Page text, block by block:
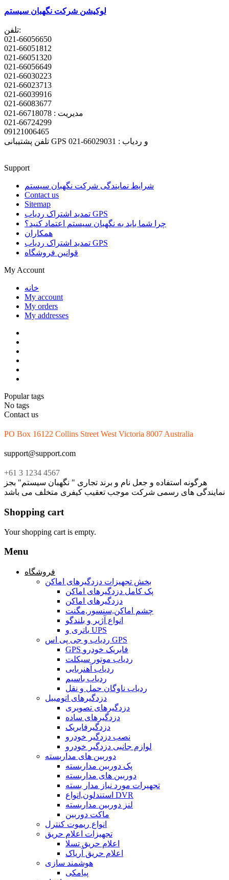
لوکیشن شرکت نگهبان سیستم
تلفن:
021-66056650
021-66051812
021-66051320
021-66056649
021-66030223
021-66023713
021-66039916
021-66083677
مدیریت : 66718078-021
021-66724299
09121006465
تلفن پشتیبانی GPS و ردیاب : 66029031-021
Support
شرایط نمایندگی شرکت نگهبان سیستم
Contact us
Sitemap
تمدید اشتراک ردیاب GPS
چرا شما باید به نگهبان سیستم اعتماد کنید؟
همکاران
تمدید اشتراک ردیاب GPS
قوانین فروشگاه
My Account
خانه
My account
My orders
My addresses
Popular tags
No tags
Contact us
PO Box 16122 Collins Street West Victoria 8007 Australia
support@support.com
+61 3 1234 4567
هرگونه استفاده و جعل نام و برند تجاری " نگهبان سیستم" بجز
نمایندگی های رسمی شرکت موجب تعقیب کیفری متخلف می باشد
Shopping cart
Your shopping cart is empty.
Menu
فروشگاه
بخش تجهیزات دزدگیرهای اماکن
پک کامل دزدگیرهای اماکن
دزدگیرهای اماکن
چشم اماکن,سنسور,مگنت
انواع آژیر و بلندگو
باتری و UPS
ردیاب و جی پی اس GPS
GPS فابریک خودرو
ردیاب موتور سیکلت
ردیاب آهنربایی
ردیاب باسیم
ردیاب ناوگان حمل و نقل
دزدگیرهای اتومبیل
دزدگیرهای تصویری
دزدگیرهای ساده
دزدگیرفابریک
نصب دزدگیر خودرو
لوازم جانبی دزدگیر خودرو
دوربین های مداربسته
پک دوربین مداربسته
دوربین های مداربسته
تجهیرات مورد نیاز مدار بسته
استندلون,انواع DVR
لنز دوربین مداربسته
ماکت دوربین
انواع ریموت کنترل
تجهیزات اعلام حریق
اعلام حریق تسلا
اعلام حریق آریاک
هوشمند سازی
پیامکی